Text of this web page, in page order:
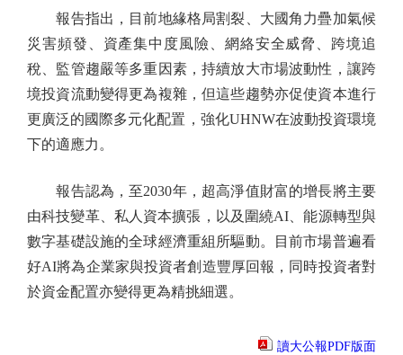
報告指出，目前地緣格局割裂、大國角力疊加氣候
災害頻發、資產集中度風險、網絡安全威脅、跨境追
稅、監管趨嚴等多重因素，持續放大市場波動性，讓跨
境投資流動變得更為複雜，但這些趨勢亦促使資本進行
更廣泛的國際多元化配置，強化UHNW在波動投資環境
下的適應力。
報告認為，至2030年，超高淨值財富的增長將主要
由科技變革、私人資本擴張，以及圍繞AI、能源轉型與
數字基礎設施的全球經濟重組所驅動。目前市場普遍看
好AI將為企業家與投資者創造豐厚回報，同時投資者對
於資金配置亦變得更為精挑細選。
讀大公報PDF版面